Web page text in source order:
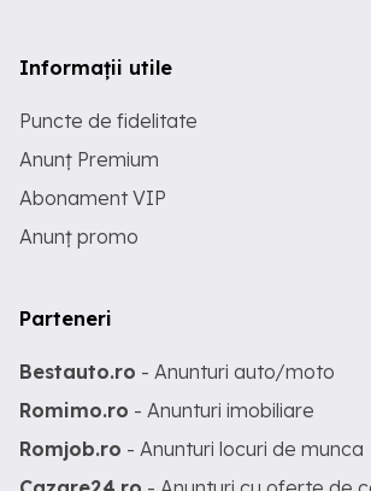
Informații utile
Puncte de fidelitate
Anunț Premium
Abonament VIP
Anunț promo
Parteneri
Bestauto.ro - Anunturi auto/moto
Romimo.ro - Anunturi imobiliare
Romjob.ro - Anunturi locuri de munca